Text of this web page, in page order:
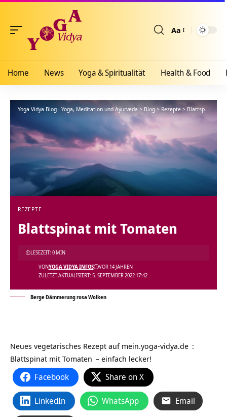
Aa
Home News Yoga & Spiritualität Health & Food
Yoga Vidya Blog - Yoga, Meditation und Ayurveda>Blog>Rezepte > Blattspinat mit Tomaten
REZEPTE
Blattspinat mit Tomaten
ZULETZT AKTUALISIERT: 5. SEPTEMBER 2022 17:42
VONYOGA VIDYA INFOS VOR 14 JAHREN
LESEZEIT: 0 MIN
Berge Dämmerung rosa Wolken
Neues vegetarisches Rezept auf mein.yoga-vidya.de :
Blattspinat mit Tomaten – einfach lecker!
Facebook Share on X
LinkedIn WhatsApp Email